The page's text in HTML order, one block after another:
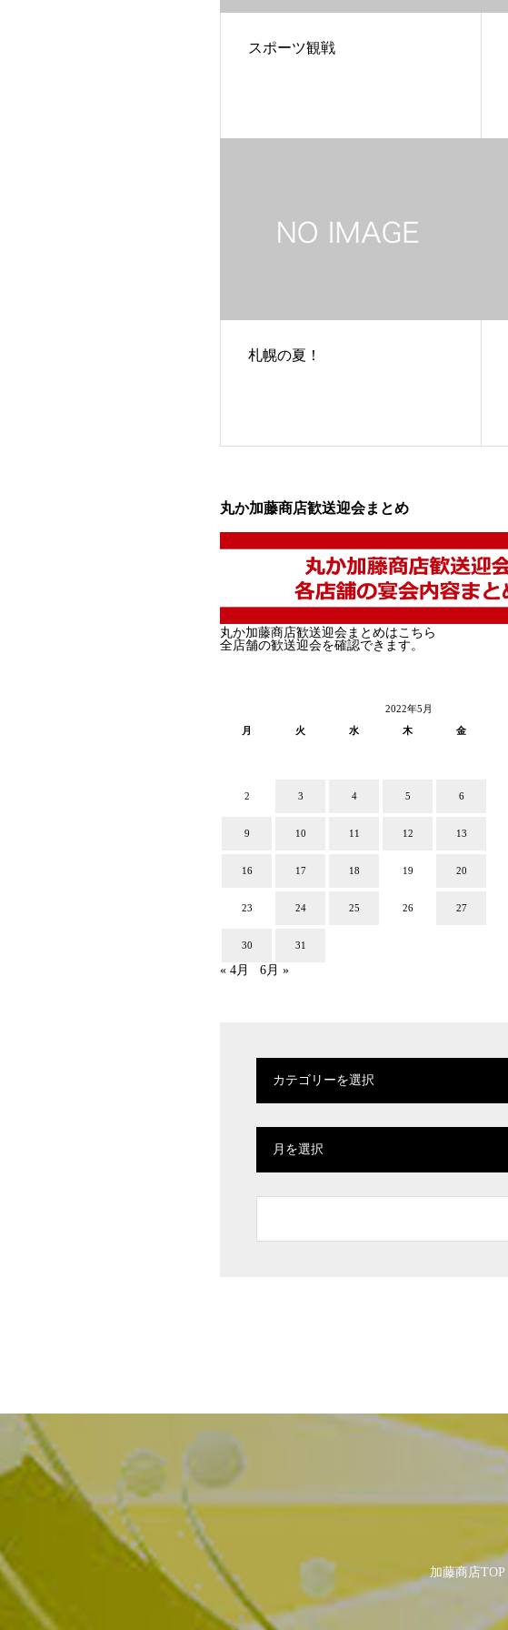
スポーツ観戦
札幌の夏！
丸か加藤商店歓送迎会まとめ
丸か加藤商店歓送迎会まとめはこちら
全店舗の歓送迎会を確認できます。
2022年5月
月
火 水 木 金
2 3 4 5 6
9 10 11 12 13
16 17 18 19 20
23 24 25 26 27
30 31
« 4月 6月 »
カテゴリーを選択
月を選択
加藤商店TOP